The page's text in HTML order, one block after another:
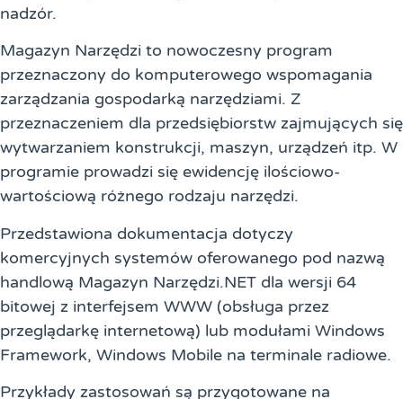
nadzór.
Magazyn Narzędzi to nowoczesny program
przeznaczony do komputerowego wspomagania
zarządzania gospodarką narzędziami. Z
przeznaczeniem dla przedsiębiorstw zajmujących się
wytwarzaniem konstrukcji, maszyn, urządzeń itp. W
programie prowadzi się ewidencję ilościowo-
wartościową różnego rodzaju narzędzi.
Przedstawiona dokumentacja dotyczy
komercyjnych systemów oferowanego pod nazwą
handlową Magazyn Narzędzi.NET dla wersji 64
bitowej z interfejsem WWW (obsługa przez
przeglądarkę internetową) lub modułami Windows
Framework, Windows Mobile na terminale radiowe.
Przykłady zastosowań są przygotowane na